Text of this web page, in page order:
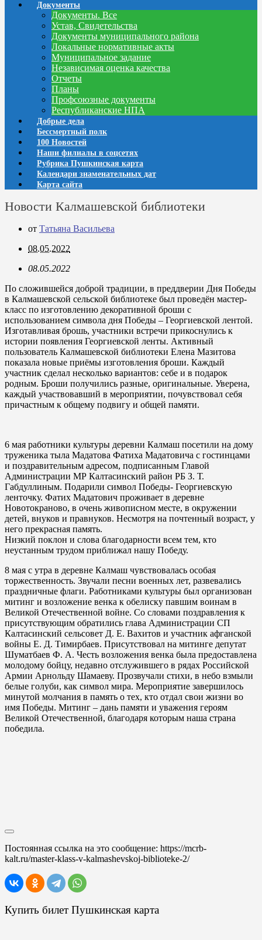
Документы
Документы. Все
Устав, Свидетельства
Документы муниципального района
Локальные нормативные акты
Муниципальное задание
Независимая оценка качества
Отчеты
Планы
Профсоюзные документы
Республиканские НПА
Добрые дела
Бессмертный полк
100 Новостей
Наши филиалы в соцсетях
Рубрика Пушкинская карта
Календари знаменательных дат
Карта сайта
Новости Калмашевской библиотеки
от Татьяна Васильева
08.05.2022
08.05.2022
По сложившейся доброй традиции, в преддверии Дня Победы
в Калмашевской сельской библиотеке был проведён мастер-
класс по изготовлению декоративной броши с
использованием символа дня Победы – Георгиевской лентой.
Изготавливая брошь, участники встречи прикоснулись к
истории появления Георгиевской ленты. Активный
пользователь Калмашевской библиотеки Елена Мазитова
показала новые приёмы изготовления броши. Каждый
участник сделал несколько вариантов: себе и в подарок
родным. Броши получились разные, оригинальные. Уверена,
каждый участвовавший в мероприятии, почувствовал себя
причастным к общему подвигу и общей памяти.
6 мая работники культуры деревни Калмаш посетили на дому
труженика тыла Мадатова Фатиха Мадатовича с гостинцами
и поздравительным адресом, подписанным Главой
Администрации МР Калтасинский район РБ З. Т.
Габдуллиным. Подарили символ Победы- Георгиевскую
ленточку. Фатих Мадатович проживает в деревне
Новотокраново, в очень живописном месте, в окружении
детей, внуков и правнуков. Несмотря на почтенный возраст, у
него прекрасная память.
Низкий поклон и слова благодарности всем тем, кто
неустанным трудом приближал нашу Победу.
8 мая с утра в деревне Калмаш чувствовалась особая
торжественность. Звучали песни военных лет, развевались
праздничные флаги. Работниками культуры был организован
митинг и возложение венка к обелиску павшим воинам в
Великой Отечественной войне. Со словами поздравления к
присутствующим обратились глава Администрации СП
Калтасинский сельсовет Д. Е. Вахитов и участник афганской
войны Е. Д. Тимирбаев. Присутствовал на митинге депутат
Шуматбаев Ф. А. Честь возложения венка была предоставлена
молодому бойцу, недавно отслужившего в рядах Российской
Армии Арнольду Шамаеву. Прозвучали стихи, в небо взмыли
белые голуби, как символ мира. Мероприятие завершилось
минутой молчания в память о тех, кто отдал свои жизни во
имя Победы. Митинг – дань памяти и уважения героям
Великой Отечественной, благодаря которым наша страна
победила.
Постоянная ссылка на это сообщение: https://mcrb-
kalt.ru/master-klass-v-kalmashevskoj-biblioteke-2/
Купить билет Пушкинская карта